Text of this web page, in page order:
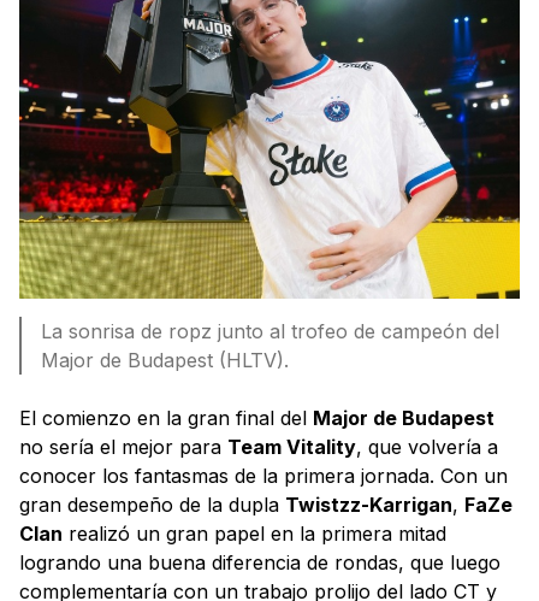
La sonrisa de ropz junto al trofeo de campeón del
Major de Budapest (HLTV).
El comienzo en la gran final del Major de Budapest
no sería el mejor para Team Vitality, que volvería a
conocer los fantasmas de la primera jornada. Con un
gran desempeño de la dupla Twistzz-Karrigan, FaZe
Clan realizó un gran papel en la primera mitad
logrando una buena diferencia de rondas, que luego
complementaría con un trabajo prolijo del lado CT y